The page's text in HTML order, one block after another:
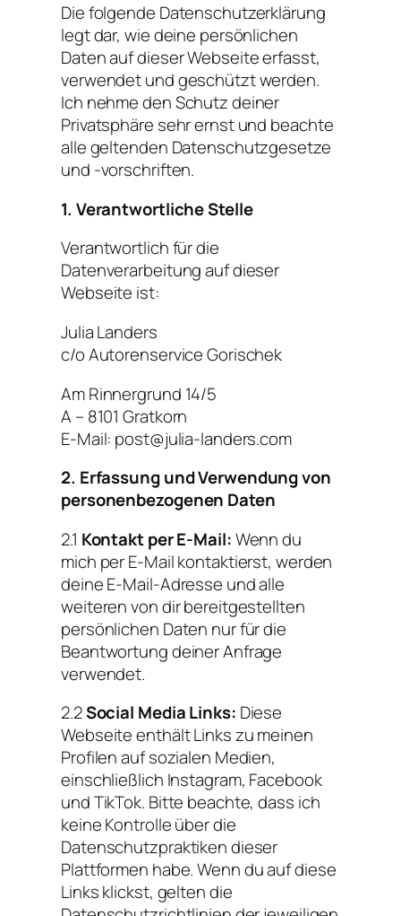
Die folgende Datenschutzerklärung
legt dar, wie deine persönlichen
Daten auf dieser Webseite erfasst,
verwendet und geschützt werden.
Ich nehme den Schutz deiner
Privatsphäre sehr ernst und beachte
alle geltenden Datenschutzgesetze
und -vorschriften.
1. Verantwortliche Stelle
Verantwortlich für die
Datenverarbeitung auf dieser
Webseite ist:
Julia Landers
c/o Autorenservice Gorischek
Am Rinnergrund 14/5
A – 8101 Gratkorn
E-Mail: post@julia-landers.com
2. Erfassung und Verwendung von
personenbezogenen Daten
2.1 Kontakt per E-Mail:Wenn du
mich per E-Mail kontaktierst, werden
deine E-Mail-Adresse und alle
weiteren von dir bereitgestellten
persönlichen Daten nur für die
Beantwortung deiner Anfrage
verwendet.
2.2Social Media Links: Diese
Webseite enthält Links zu meinen
Profilen auf sozialen Medien,
einschließlich Instagram, Facebook
und TikTok. Bitte beachte, dass ich
keine Kontrolle über die
Datenschutzpraktiken dieser
Plattformen habe. Wenn du auf diese
Links klickst, gelten die